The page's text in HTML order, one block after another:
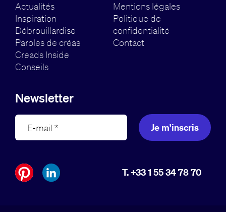
Actualités
Inspiration
Débrouillardise
Paroles de créas
Creads Inside
Conseils
Mentions légales
Politique de
confidentialité
Contact
Newsletter
Je m'inscris
T. +33 1 55 34 78 70